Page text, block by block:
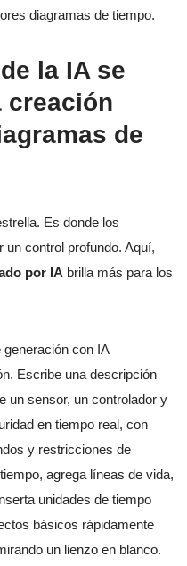
diagramas de tiempo.
la IA se
creación
de
Es donde los
un control profundo. Aquí,
por IA brilla más para los
con IA
Escribe una descripción
un sensor, un controlador y
en tiempo real, con
y restricciones de
agrega líneas de vida,
unidades de tiempo
básicos rápidamente
un lienzo en blanco.